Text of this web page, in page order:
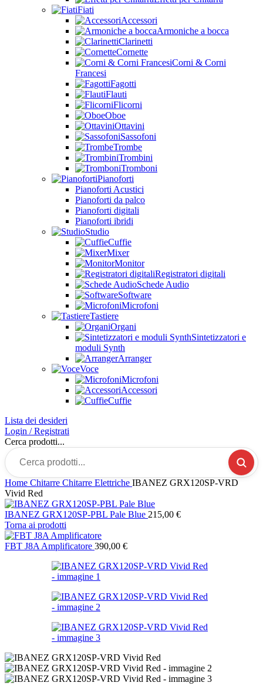
Fiati
Accessori
Armoniche a bocca
Clarinetti
Cornette
Corni & Corni
Francesi
Fagotti
Flauti
Flicorni
Oboe
Ottavini
Sassofoni
Trombe
Trombini
Tromboni
Pianoforti
Pianoforti Acustici
Pianoforti da palco
Pianoforti digitali
Pianoforti ibridi
Studio
Cuffie
Mixer
Monitor
Registratori digitali
Schede Audio
Software
Microfoni
Tastiere
Organi
Sintetizzatori e
moduli Synth
Arranger
Voce
Microfoni
Accessori
Cuffie
Lista dei desideri
Login / Registrati
Cerca prodotti...
Home Chitarre Chitarre Elettriche IBANEZ GRX120SP-VRD
Vivid Red
IBANEZ GRX120SP-PBL Pale Blue 215,00 €
Torna ai prodotti
FBT J8A Amplificatore 390,00 €